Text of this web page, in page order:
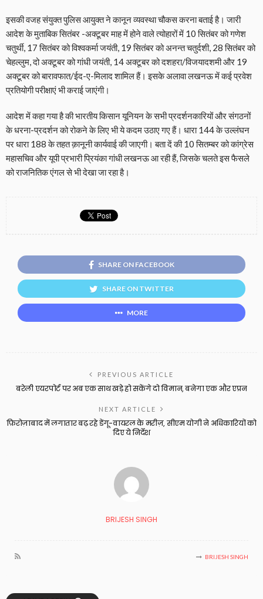
इसकी वजह संयुक्त पुलिस आयुक्त ने कानून व्यवस्था चौकस करना बताई है। जारी
आदेश के मुताबिक सितंबर -अक्टूबर माह में होने वाले त्योहारों में 10 सितंबर को गणेश
चतुर्थी, 17 सितंबर को विश्वकर्मा जयंती, 19 सितंबर को अनन्त चतुर्दशी, 28 सितंबर को
चेहल्लुम, दो अक्टूबर को गांधी जयंती, 14 अक्टूबर को दशहरा/विजयादशमी और 19
अक्टूबर को बारावफात/ईद-ए-मिलाद शामिल हैं। इसके अलावा लखनऊ में कई प्रवेश
प्रतियोगी परीक्षाएं भी कराई जाएंगी।
आदेश में कहा गया है की भारतीय किसान यूनियन के सभी प्रदर्शनकारियों और संगठनों
के धरना-प्रदर्शन को रोकने के लिए भी ये कदम उठाए गए हैं। धारा 144 के उल्लंघन
पर धारा 188 के तहत क़ानूनी कार्यवाई की जाएगी। बता दें की 10 सितम्बर को कांग्रेस
महासचिव और यूपी प्रभारी प्रियंका गांधी लखनऊ आ रही हैं, जिसके चलते इस फैसले
को राजनितिक एंगल से भी देखा जा रहा है।
SHARE ON FACEBOOK
SHARE ON TWITTER
MORE
PREVIOUS ARTICLE
बरेली एयरपोर्ट पर अब एक साथ खड़े हो सकेंगे दो विमान, बनेगा एक और एप्रन
NEXT ARTICLE
फ़िरोज़ाबाद में लगातार बढ़ रहे डेंगू-वायरल के मरीज़, सीएम योगी ने अधिकारियों को
दिए ये निर्देश
BRIJESH SINGH
BRIJESH SINGH